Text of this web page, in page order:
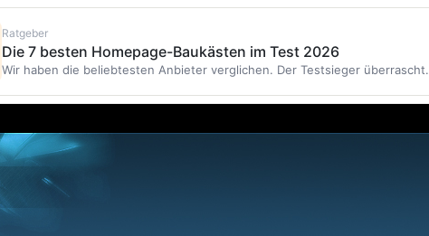
Ratgeber
Die 7 besten Homepage-Baukästen im Test 2026
Wir haben die beliebtesten Anbieter verglichen. Der Testsieger überrascht.